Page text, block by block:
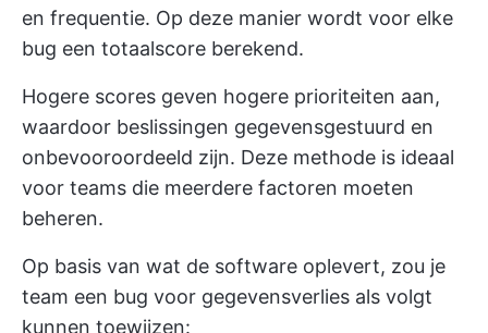
en frequentie. Op deze manier wordt voor elke
bug een totaalscore berekend.
Hogere scores geven hogere prioriteiten aan,
waardoor beslissingen gegevensgestuurd en
onbevooroordeeld zijn. Deze methode is ideaal
voor teams die meerdere factoren moeten
beheren.
Op basis van wat de software oplevert, zou je
team een bug voor gegevensverlies als volgt
kunnen toewijzen: